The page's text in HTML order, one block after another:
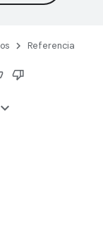
Referencia